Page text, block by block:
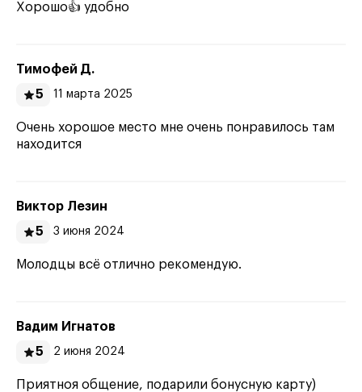
Хорошо👍 удобно
Тимофей Д.
5
11 марта 2025
Очень хорошое место мне очень понравилось там
находится
Виктор Лезин
5
3 июня 2024
Молодцы всё отлично рекомендую.
Вадим Игнатов
5
2 июня 2024
Приятноя общение, подарили бонусную карту)